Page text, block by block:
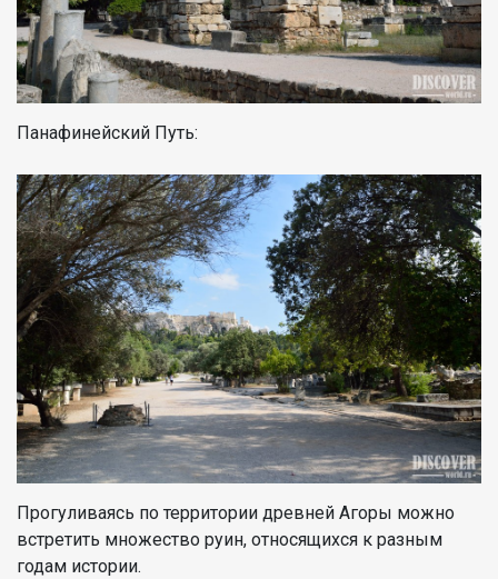
Панафинейский Путь:
Прогуливаясь по территории древней Агоры можно
встретить множество руин, относящихся к разным
годам истории.